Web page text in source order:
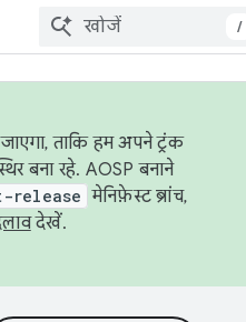
/
ताकि हम अपने ट्रंक
बना रहे. AOSP बनाने
release मेनिफ़ेस्ट ब्रांच,
देखें.